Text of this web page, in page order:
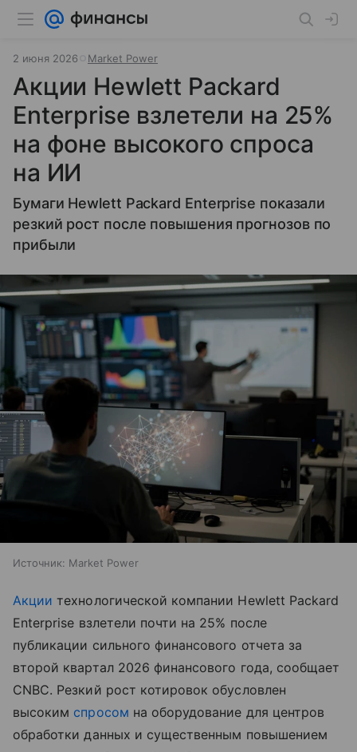
2 июня 2026 Market Power
Акции Hewlett Packard
Enterprise взлетели на 25%
на фоне высокого спроса
на ИИ
Бумаги Hewlett Packard Enterprise показали
резкий рост после повышения прогнозов по
прибыли
Источник: Market Power
Акции технологической компании Hewlett Packard
Enterprise взлетели почти на 25% после
публикации сильного финансового отчета за
второй квартал 2026 финансового года, сообщает
CNBC. Резкий рост котировок обусловлен
высоким спросом на оборудование для центров
обработки данных и существенным повышением